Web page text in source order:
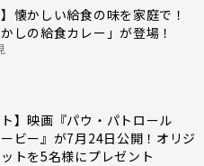
懐かしい給食の味を家庭で！
しの給食カレー」が登場！
ト】映画『パウ・パトロール
ビー』が7月24日公開！オリジ
トを5名様にプレゼント